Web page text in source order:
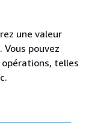
une valeur
pouvez
telles